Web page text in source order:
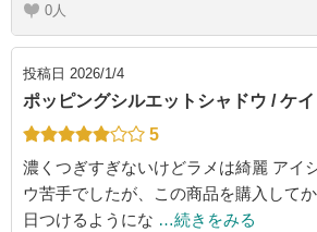
0
投稿日 2026/1/4
ポッピングシルエットシャドウ / ケイ
5
濃くつぎすぎないけどラメは綺麗 アイ
ウ苦手でしたが、この商品を購入して
日つけるようにな …続きをみる